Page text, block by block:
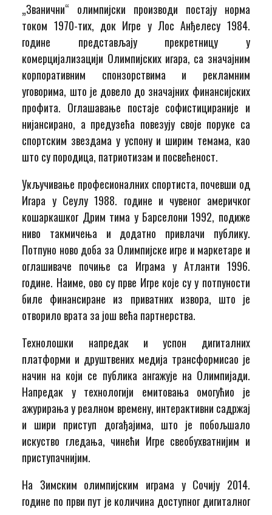
„Званични“ олимпијски производи постају норма
током 1970-тих, док Игре у Лос Анђелесу 1984.
године представљају прекретницу у
комерцијализацији Олимпијских игара, са значајним
корпоративним спонзорствима и рекламним
уговорима, што је довело до значајних финансијских
профита. Оглашавање постаје софистицираније и
нијансирано, а предузећа повезују своје поруке са
спортским звездама у успону и ширим темама, као
што су породица, патриотизам и посвећеност.
Укључивање професионалних спортиста, почевши од
Игара у Сеулу 1988. године и чувеног америчког
кошаркашког Дрим тима у Барселони 1992, подиже
ниво такмичења и додатно привлачи публику.
Потпуно ново доба за Олимпијске игре и маркетаре и
оглашиваче почиње са Играма у Атланти 1996.
године. Наиме, ово су прве Игре које су у потпуности
биле финансиране из приватних извора, што је
отворило врата за још већа партнерства.
Технолошки напредак и успон дигиталних
платформи и друштвених медија трансформисао је
начин на који се публика ангажује на Олимпијади.
Напредак у технологији емитовања омогућио је
ажурирања у реалном времену, интерактивни садржај
и шири приступ догађајима, што је побољшало
искуство гледања, чинећи Игре свеобухватнијим и
приступачнијим.
На Зимским олимпијским играма у Сочију 2014.
године по први пут је количина доступног дигиталног